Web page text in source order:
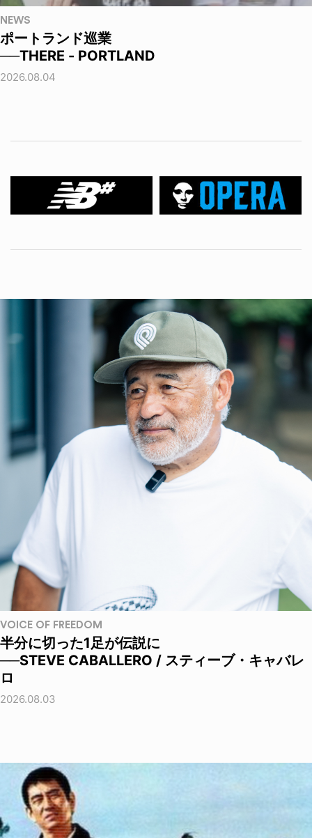
NEWS
ポートランド巡業
──THERE - PORTLAND
2026.08.04
VOICE OF FREEDOM
半分に切った1足が伝説に
──STEVE CABALLERO / スティーブ・キャバレ
ロ
2026.08.03